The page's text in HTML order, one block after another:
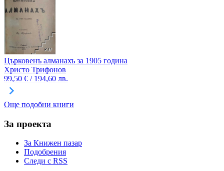
Църковенъ алманахъ за 1905 година
Христо Трифонов
99,50 € / 194,60 лв.
Още подобни книги
За проекта
За Книжен пазар
Подобрения
Следи с RSS